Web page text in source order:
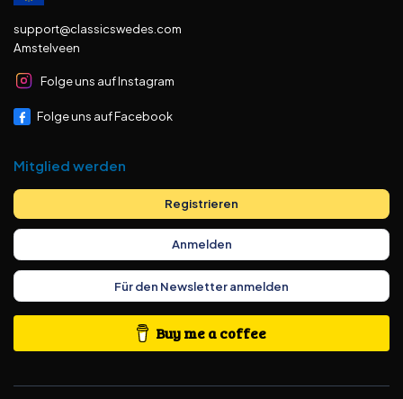
support@classicswedes.com
Amstelveen
Folge uns auf Instagram
Folge uns auf Facebook
Mitglied werden
Registrieren
Anmelden
Für den Newsletter anmelden
Buy me a coffee